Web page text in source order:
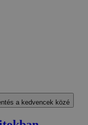
a kedvencek közé